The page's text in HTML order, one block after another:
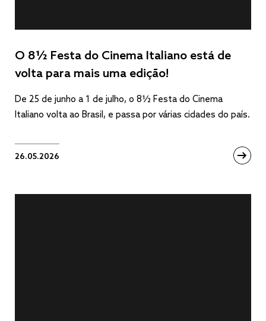
O 8½ Festa do Cinema Italiano está de
volta para mais uma edição!
De 25 de junho a 1 de julho, o 8½ Festa do Cinema
Italiano volta ao Brasil, e passa por várias cidades do país.
26.05.2026